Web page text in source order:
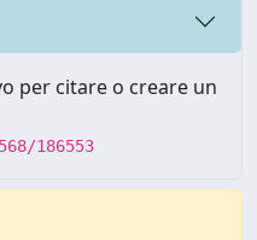
per citare o creare un
186553